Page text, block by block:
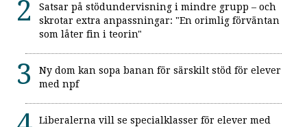
Satsar på stödundervisning i mindre grupp – och
skrotar extra anpassningar: "En orimlig förväntan
som låter fin i teorin"
Ny dom kan sopa banan för särskilt stöd för elever
med npf
Liberalerna vill se specialklasser för elever med